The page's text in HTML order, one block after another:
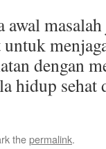
awal
dengan
hidup sehat
thepermalink.